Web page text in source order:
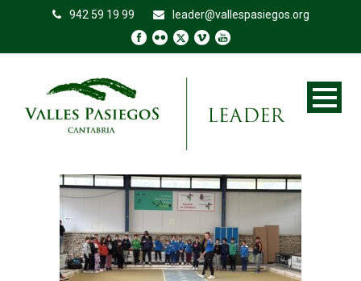
942 59 19 99 leader@vallespasiegos.org